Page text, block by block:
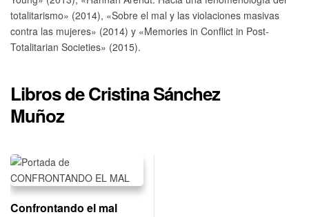
totalitarismo» (2014), «Sobre el mal y las violaciones masivas
contra las mujeres» (2014) y «Memories in Conflict in Post-
Totalitarian Societies» (2015).
Libros de Cristina Sánchez
Muñoz
Confrontando el mal